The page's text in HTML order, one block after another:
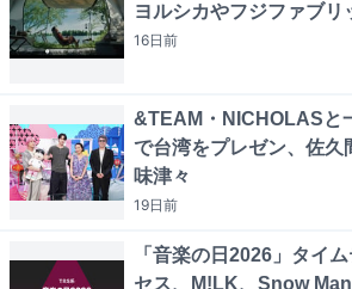
ヨルシカやフジファブリ
16日前
&TEAM・NICHOLASと
で台湾をプレゼン、佐久
味津々
19日前
「音楽の日2026」タイ
セス、M!LK、Snow